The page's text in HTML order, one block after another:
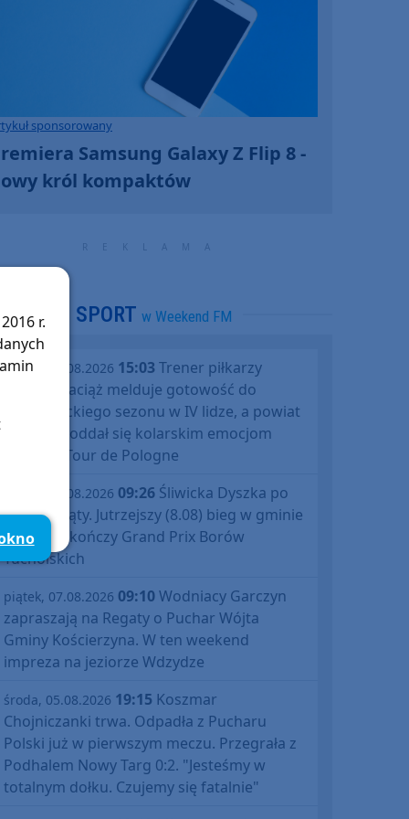
sponsorowany
Samsung Galaxy Z Flip 8 -
król kompaktów
SPORT w Weekend FM
piątek, 07.08.2026 15:03Trener piłkarzy
Rawysa Raciąż melduje gotowość do
debiutanckiego sezonu w IV lidze, a powiat
bytowski oddał się kolarskim emocjom
podczas Tour de Pologne
piątek, 07.08.2026 09:26 Śliwicka Dyszka po
raz dziesiąty. Jutrzejszy (8.08) bieg w gminie
Śliwice zakończy Grand Prix Borów
Tucholskich
piątek, 07.08.2026 09:10Wodniacy Garczyn
zapraszają na Regaty o Puchar Wójta
Gminy Kościerzyna. W ten weekend
impreza na jeziorze Wdzydze
środa, 05.08.2026 19:15 Koszmar
Chojniczanki trwa. Odpadła z Pucharu
Polski już w pierwszym meczu. Przegrała z
Podhalem Nowy Targ 0:2. "Jesteśmy w
totalnym dołku. Czujemy się fatalnie"
r.